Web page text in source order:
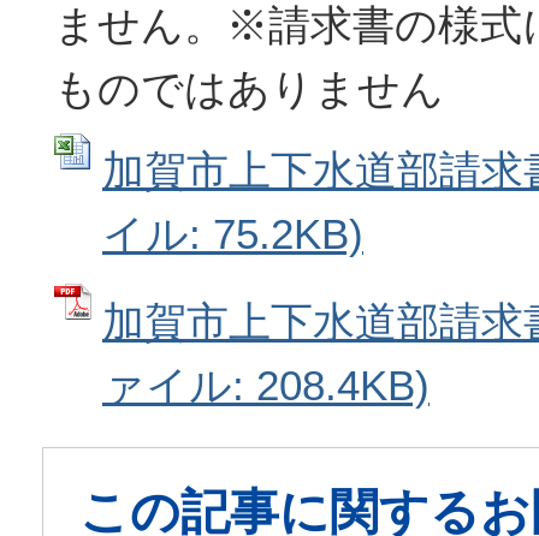
ません。※請求書の様式
ものではありません
加賀市上下水道部請
イル: 75.2KB)
加賀市上下水道部請
ァイル: 208.4KB)
この記事に関する